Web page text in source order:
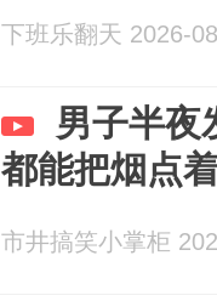
下班乐翻天 2026-
男子半夜
都能把烟点
市井搞笑小掌柜